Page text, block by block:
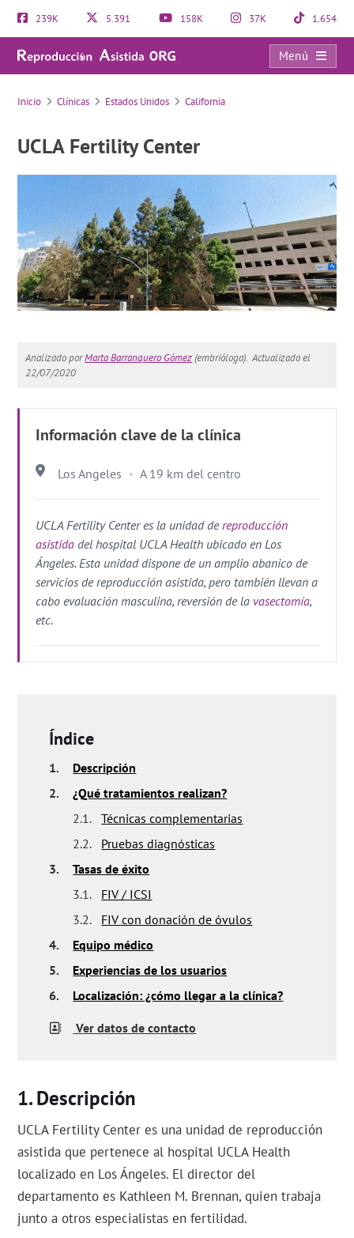
239K 5.391 158K 37K 1.654
Menú
UCLA Fertility Center
Inicio Clínicas Estados Unidos California
UCLA Fertility Center
Analizado porMarta Barranquero Gómez(embrióloga). Actualizado el
22/07/2020
Información clave de la clínica
Los Angeles A 19 km del centro
UCLA Fertility Center es la unidad de reproducción
asistida del hospital UCLA Health ubicado en Los
Ángeles. Esta unidad dispone de un amplio abanico de
servicios de reproducción asistida, pero también llevan a
cabo evaluación masculina, reversión de la vasectomía,
etc.
Índice
1.
Descripción
2.
¿Qué tratamientos realizan?
2.1.
Técnicas complementarias
2.2.
Pruebas diagnósticas
3.
Tasas de éxito
3.1.
FIV / ICSI
3.2.
FIV con donación de óvulos
4.
Equipo médico
5.
Experiencias de los usuarios
6.
Localización: ¿cómo llegar a la clínica?
Ver datos de contacto
Descripción
UCLA Fertility Center es una unidad de reproducción
asistida que pertenece al hospital UCLA Health
localizado en Los Ángeles. El director del
departamento es Kathleen M. Brennan, quien trabaja
junto a otros especialistas en fertilidad.